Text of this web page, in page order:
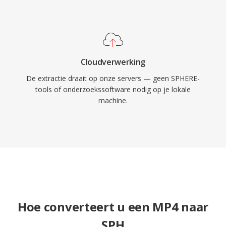
Cloudverwerking
De extractie draait op onze servers — geen SPHERE-
tools of onderzoekssoftware nodig op je lokale
machine.
Hoe converteert u een MP4 naar